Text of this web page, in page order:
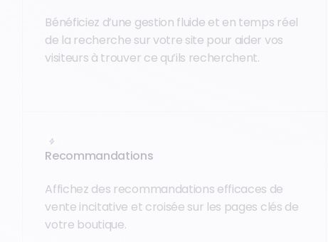
Bénéficiez d’une gestion fluide et en temps réel
de la recherche sur votre site pour aider vos
visiteurs à trouver ce qu’ils recherchent.
Recommandations
Affichez des recommandations efficaces de
vente incitative et croisée sur les pages clés de
votre boutique.